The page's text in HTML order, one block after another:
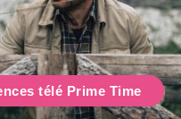
télé Prime Time